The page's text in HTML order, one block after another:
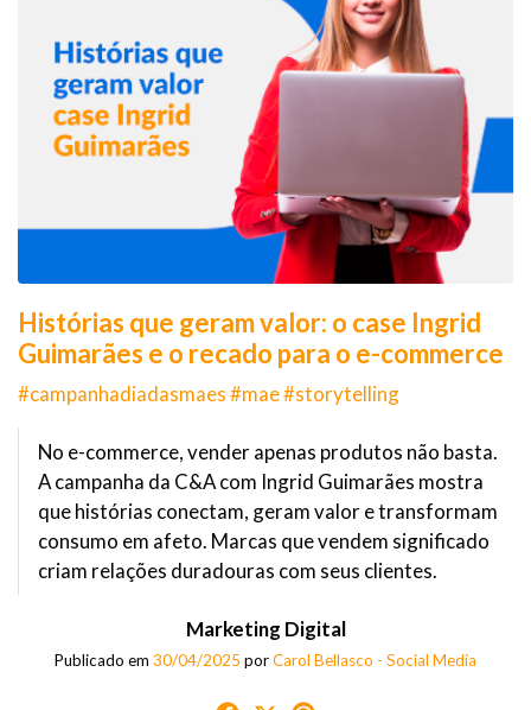
Histórias que geram valor: o case Ingrid
Guimarães e o recado para o e-commerce
#campanhadiadasmaes #mae #storytelling
No e-commerce, vender apenas produtos não basta.
A campanha da C&A com Ingrid Guimarães mostra
que histórias conectam, geram valor e transformam
consumo em afeto. Marcas que vendem significado
criam relações duradouras com seus clientes.
Marketing Digital
Publicado em 30/04/2025 porCarol Bellasco - Social Media